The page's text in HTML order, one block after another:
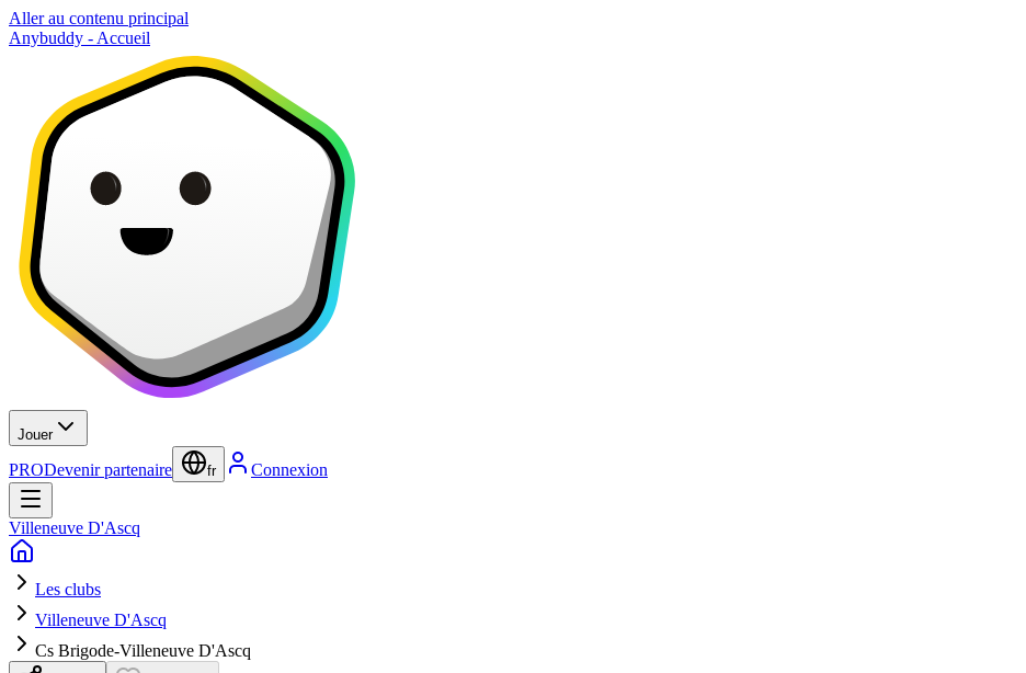
Aller au contenu principal
Anybuddy - Accueil
Jouer
PRODevenir partenaire fr Connexion
Villeneuve D'Ascq
Les clubs
Villeneuve D'Ascq
Cs Brigode-Villeneuve D'Ascq